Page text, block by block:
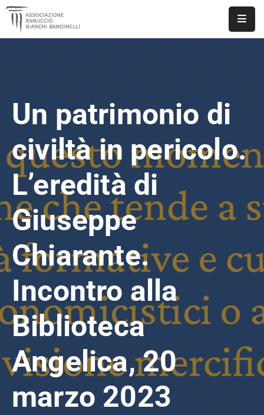
DOCUMENTI
PUBBLICAZIONI
CONTATTI
Un patrimonio di
civiltà in pericolo.
L’eredità di
Giuseppe
Chiarante.
Incontro alla
Biblioteca
Angelica, 20
marzo 2023